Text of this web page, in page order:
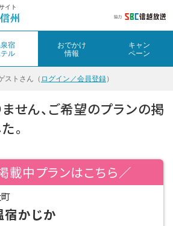
イト
宿
ル
おでかけ
情報
キャン
ペーン
ストさん（ ログイン／会員登録）
せん、ご希望のプランの掲
。
載中プランはこちら／
宿かじか